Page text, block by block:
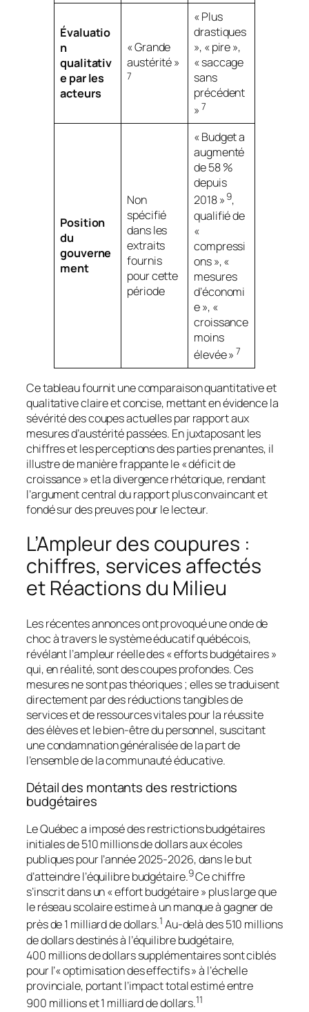
Évaluatio
n
qualitativ
e par les
acteurs
« Grande
austérité »
7
« Plus
drastiques
», « pire »,
« saccage
sans
précédent
» 7
Position
du
gouverne
ment
Non
spécifié
dans les
extraits
fournis
pour cette
période
« Budget a
augmenté
de 58 %
depuis
2018 » 9,
qualifié de
«
compressi
ons », «
mesures
d’économi
e », «
croissance
moins
élevée » 7
Ce tableau fournit une comparaison quantitative et
qualitative claire et concise, mettant en évidence la
sévérité des coupes actuelles par rapport aux
mesures d’austérité passées. En juxtaposant les
chiffres et les perceptions des parties prenantes, il
illustre de manière frappante le « déficit de
croissance » et la divergence rhétorique, rendant
l’argument central du rapport plus convaincant et
fondé sur des preuves pour le lecteur.
L’Ampleur des coupures :
chiffres, services affectés
et Réactions du Milieu
Les récentes annonces ont provoqué une onde de
choc à travers le système éducatif québécois,
révélant l’ampleur réelle des « efforts budgétaires »
qui, en réalité, sont des coupes profondes. Ces
mesures ne sont pas théoriques ; elles se traduisent
directement par des réductions tangibles de
services et de ressources vitales pour la réussite
des élèves et le bien-être du personnel, suscitant
une condamnation généralisée de la part de
l’ensemble de la communauté éducative.
Détail des montants des restrictions
budgétaires
Le Québec a imposé des restrictions budgétaires
initiales de 510 millions de dollars aux écoles
publiques pour l’année 2025-2026, dans le but
d’atteindre l’équilibre budgétaire.9Ce chiffre
s’inscrit dans un « effort budgétaire » plus large que
le réseau scolaire estime à un manque à gagner de
près de 1 milliard de dollars.1 Au-delà des 510 millions
de dollars destinés à l’équilibre budgétaire,
400 millions de dollars supplémentaires sont ciblés
pour l’« optimisation des effectifs » à l’échelle
provinciale, portant l’impact total estimé entre
900 millions et 1 milliard de dollars.11